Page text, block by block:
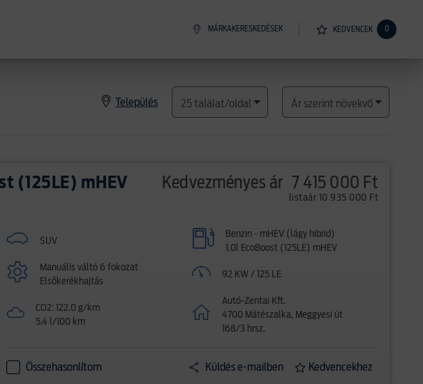
MÁRKAKERESKEDÉSEK KEDVENCEK 0
Település 25 találat/oldal Ár szerint növekvő
(125LE) mHEV
Kedvezményes ár 7 415 000 Ft
listaár 10 935 000 Ft
SUV
Benzin - mHEV (lágy hibrid)
1.0l EcoBoost (125LE) mHEV
Manuális váltó 6 fokozat
Elsőkerékhajtás
92 KW / 125 LE
CO2: 122.0 g/km
5.4 l/100 km
Autó-Zentai Kft.
4700 Mátészalka, Meggyesi út
168/3 hrsz.
Összehasonlítom Küldés e-mailben Kedvencekhez